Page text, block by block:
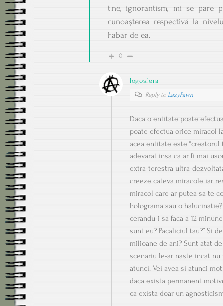
tine, ignorantism, mi se pare
cunoașterea respectivă la
habar de ea.
0
logosfera
Reply to LazyPawn
Daca o entitate poate
poate efectua orice miracol
acea entitate este “creatorul
adevarat insa ca ar fi mai
extra-terestra ultra-
creeze cateva miracole iar
miracol care ar putea sa te
holograma sau o
cerandu-i sa faca a 12
sunt eu? Pacaliciul tau?” Si
milioane de ani? Sunt atat
scenariu le-ar naste incat
atunci. Vei avea si atunci
daca exista permanent
ca exista doar un